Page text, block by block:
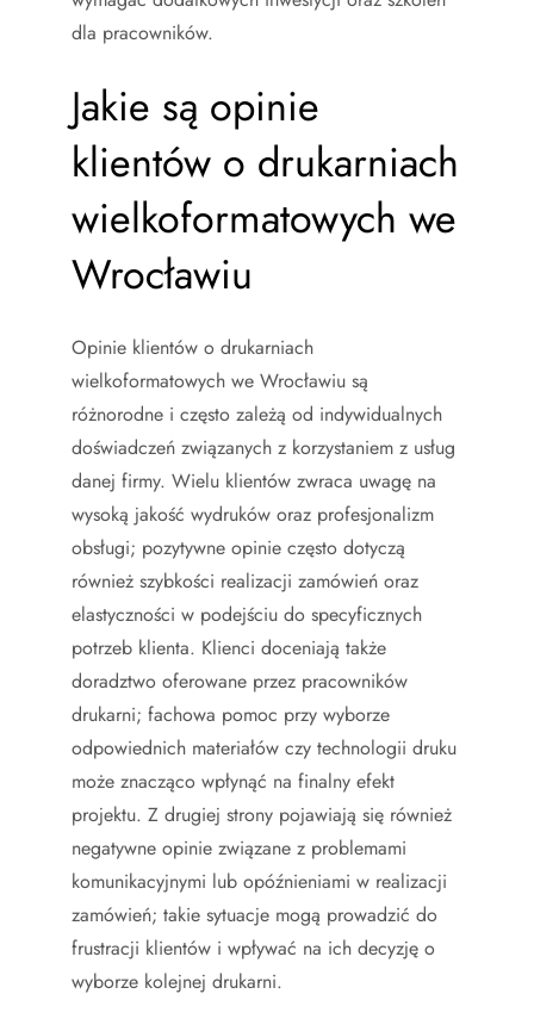
dla pracowników.
Jakie są opinie
klientów o drukarniach
wielkoformatowych we
Wrocławiu
Opinie klientów o drukarniach
wielkoformatowych we Wrocławiu są
różnorodne i często zależą od indywidualnych
doświadczeń związanych z korzystaniem z usług
danej firmy. Wielu klientów zwraca uwagę na
wysoką jakość wydruków oraz profesjonalizm
obsługi; pozytywne opinie często dotyczą
również szybkości realizacji zamówień oraz
elastyczności w podejściu do specyficznych
potrzeb klienta. Klienci doceniają także
doradztwo oferowane przez pracowników
drukarni; fachowa pomoc przy wyborze
odpowiednich materiałów czy technologii druku
może znacząco wpłynąć na finalny efekt
projektu. Z drugiej strony pojawiają się również
negatywne opinie związane z problemami
komunikacyjnymi lub opóźnieniami w realizacji
zamówień; takie sytuacje mogą prowadzić do
frustracji klientów i wpływać na ich decyzję o
wyborze kolejnej drukarni.